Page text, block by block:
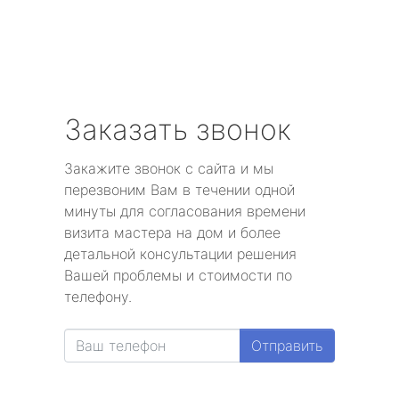
Заказать звонок
Закажите звонок с сайта и мы
перезвоним Вам в течении одной
минуты для согласования времени
визита мастера на дом и более
детальной консультации решения
Вашей проблемы и стоимости по
телефону.
Отправить